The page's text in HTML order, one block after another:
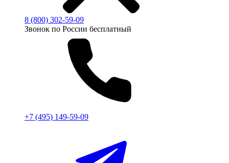
8 (800) 302-59-09
Звонок по России бесплатный
+7 (495) 149-59-09